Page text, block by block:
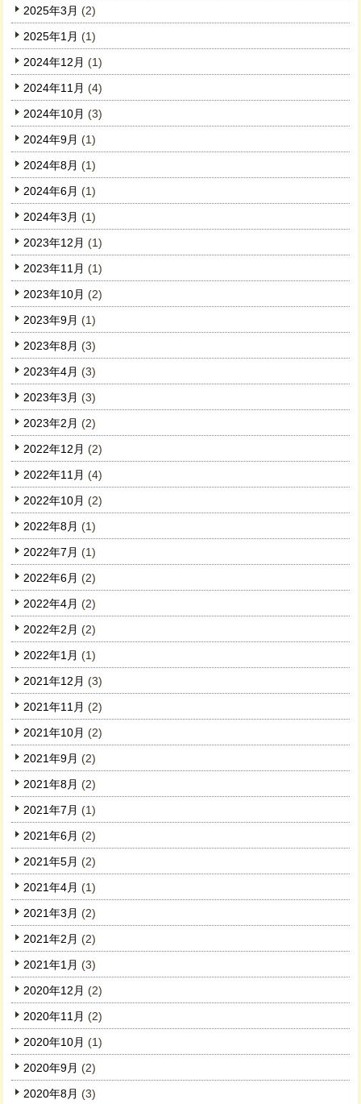
2025年3月 (2)
2025年1月 (1)
2024年12月 (1)
2024年11月 (4)
2024年10月 (3)
2024年9月 (1)
2024年8月 (1)
2024年6月 (1)
2024年3月 (1)
2023年12月 (1)
2023年11月 (1)
2023年10月 (2)
2023年9月 (1)
2023年8月 (3)
2023年4月 (3)
2023年3月 (3)
2023年2月 (2)
2022年12月 (2)
2022年11月 (4)
2022年10月 (2)
2022年8月 (1)
2022年7月 (1)
2022年6月 (2)
2022年4月 (2)
2022年2月 (2)
2022年1月 (1)
2021年12月 (3)
2021年11月 (2)
2021年10月 (2)
2021年9月 (2)
2021年8月 (2)
2021年7月 (1)
2021年6月 (2)
2021年5月 (2)
2021年4月 (1)
2021年3月 (2)
2021年2月 (2)
2021年1月 (3)
2020年12月 (2)
2020年11月 (2)
2020年10月 (1)
2020年9月 (2)
2020年8月 (3)